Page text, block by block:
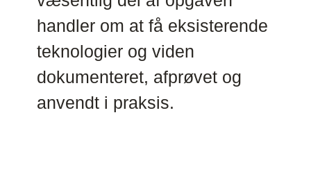
handler om at få eksisterende
teknologier og viden
dokumenteret, afprøvet og
anvendt i praksis.